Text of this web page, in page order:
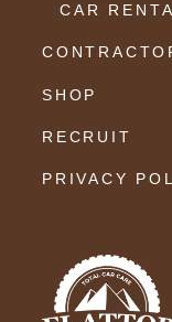
CAR
SHOP
RECRUIT
PRIVACY